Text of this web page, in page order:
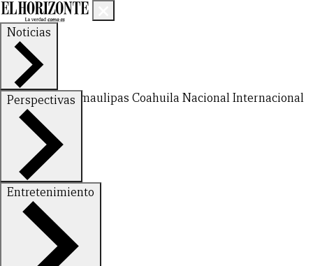
Noticias
Nuevo LeónTamaulipas Coahuila NacionalInternacional
Perspectivas
FinanzasOpinión
Entretenimiento